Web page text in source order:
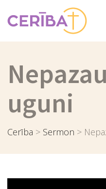
uguni
Cerība > Sermon >